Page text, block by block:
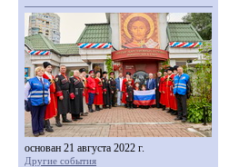
основан 21 августа 2022 г.
Другие события